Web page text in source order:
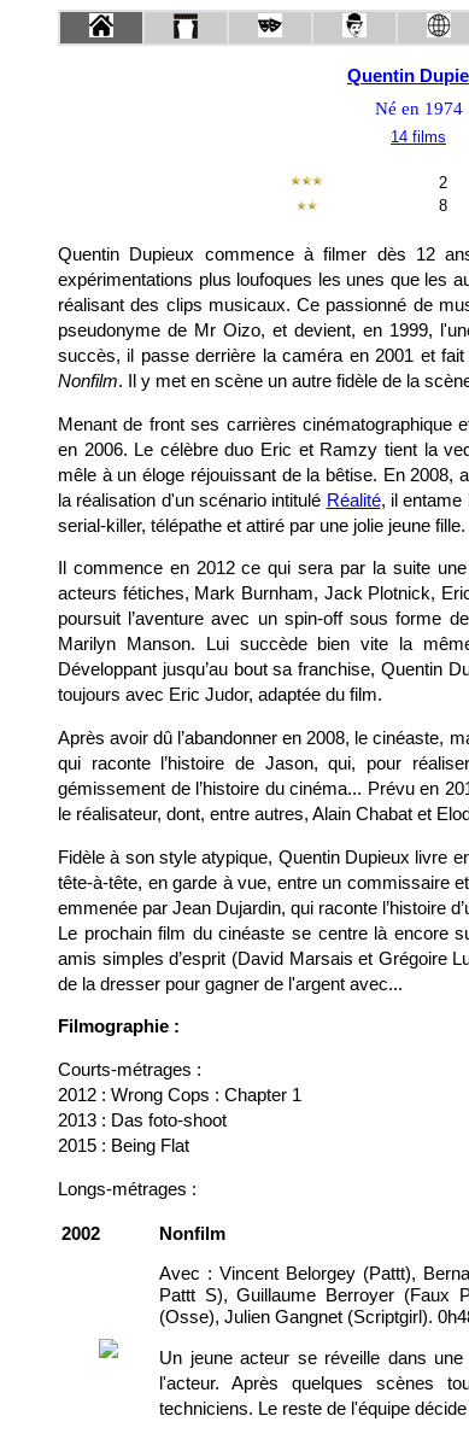
Quentin
Né en 1974
14 films
2
8
Quentin Dupieux commence à filmer dès 12
expérimentations plus loufoques les unes que les
réalisant des clips musicaux. Ce passionné de
pseudonyme de Mr Oizo, et devient, en 1999,
succès, il passe derrière la caméra en 2001 et
Nonfilm. Il y met en scène un autre fidèle de la
Menant de front ses carrières cinématographique
en 2006. Le célèbre duo Eric et Ramzy tient la
mêle à un éloge réjouissant de la bêtise. En 2008,
la réalisation d'un scénario intitulé Réalité, il entame
serial-killer, télépathe et attiré par une jolie jeune fille.
Il commence en 2012 ce qui sera par la suite
acteurs fétiches, Mark Burnham, Jack Plotnick,
poursuit l’aventure avec un spin-off sous forme
Marilyn Manson. Lui succède bien vite la
Développant jusqu’au bout sa franchise, Quentin
toujours avec Eric Judor, adaptée du film.
Après avoir dû l’abandonner en 2008, le cinéaste,
qui raconte l’histoire de Jason, qui, pour
gémissement de l’histoire du cinéma... Prévu en
le réalisateur, dont, entre autres, Alain Chabat et
Fidèle à son style atypique, Quentin Dupieux livre
tête-à-tête, en garde à vue, entre un commissaire
emmenée par Jean Dujardin, qui raconte l’histoire
Le prochain film du cinéaste se centre là encore
amis simples d’esprit (David Marsais et Grégoire
de la dresser pour gagner de l'argent avec...
Filmographie :
Courts-métrages :
2012 : Wrong Cops : Chapter 1
2013 : Das foto-shoot
2015 : Being Flat
Longs-métrages :
2002 Nonfilm
Avec : Vincent Belorgey (Pattt),
Pattt S), Guillaume Berroyer (Faux
(Osse), Julien Gangnet (Scriptgirl).
Un jeune acteur se réveille dans
l'acteur. Après quelques scènes
techniciens. Le reste de l'équipe